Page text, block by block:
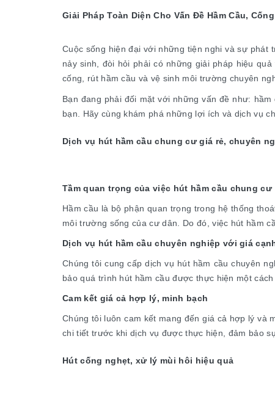
Giải Pháp Toàn Diện Cho Vấn Đề Hầm Cầu,
Cuộc sống hiện đại với những tiện nghi và sự phát
nảy sinh, đòi hỏi phải có những giải pháp hiệu
cống, rút hầm cầu và vệ sinh môi trường chuyên
Bạn đang phải đối mặt với những vấn đề như:
bạn. Hãy cùng khám phá những lợi ích và dịch vụ
Dịch vụ hút hầm cầu chung cư giá rẻ, chuyên
Tầm quan trọng của việc hút hầm cầu chung cư
Hầm cầu là bộ phận quan trọng trong hệ thống
môi trường sống của cư dân. Do đó, việc hút hầm
Dịch vụ hút hầm cầu chuyên nghiệp với giá
Chúng tôi cung cấp dịch vụ hút hầm cầu chuyên
bảo quá trình hút hầm cầu được thực hiện một
Cam kết giá cả hợp lý, minh bạch
Chúng tôi luôn cam kết mang đến giá cả hợp lý và
chi tiết trước khi dịch vụ được thực hiện, đảm bảo
Hút cống nghẹt, xử lý mùi hôi hiệu quả